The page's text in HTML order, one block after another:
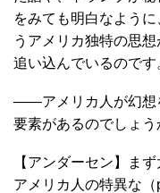
をみても明白なよう
うアメリカ独特の思
追い込んでいるのです
――アメリカ人が幻想
要素があるのでしょう
【アンダーセン】ま
アメリカ人の特異な